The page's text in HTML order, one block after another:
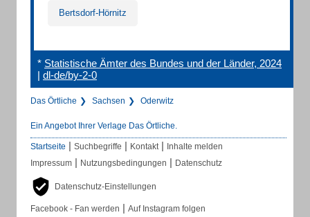
Bertsdorf-Hörnitz
* Statistische Ämter des Bundes und der Länder, 2024
| dl-de/by-2-0
Das Örtliche Sachsen Oderwitz
Ein Angebot Ihrer Verlage Das Örtliche.
Startseite | Suchbegriffe | Kontakt | Inhalte melden
Impressum | Nutzungsbedingungen | Datenschutz
Datenschutz-Einstellungen
Facebook - Fan werden | Auf Instagram folgen